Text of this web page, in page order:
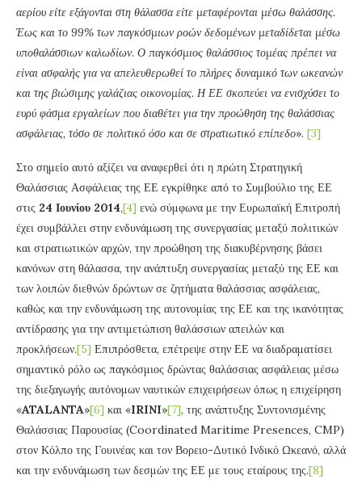
αερίου είτε εξάγονται στη θάλασσα είτε μεταφέρονται μέσω θαλάσσης.
Έως και το 99% των παγκόσμιων ροών δεδομένων μεταδίδεται μέσω
υποθαλάσσιων καλωδίων. Ο παγκόσμιος θαλάσσιος τομέας πρέπει να
είναι ασφαλής για να απελευθερωθεί το πλήρες δυναμικό των ωκεανών
και της βιώσιμης γαλάζιας οικονομίας. Η ΕΕ σκοπεύει να ενισχύσει το
ευρύ φάσμα εργαλείων που διαθέτει για την προώθηση της θαλάσσιας
ασφάλειας, τόσο σε πολιτικό όσο και σε στρατιωτικό επίπεδο». [3]
Στο σημείο αυτό αξίζει να αναφερθεί ότι η πρώτη Στρατηγική
Θαλάσσιας Ασφάλειας της ΕΕ εγκρίθηκε από το Συμβούλιο της ΕΕ
στις 24 Ιουνίου 2014,[4] ενώ σύμφωνα με την Ευρωπαϊκή Επιτροπή
έχει συμβάλλει στην ενδυνάμωση της συνεργασίας μεταξύ πολιτικών
και στρατιωτικών αρχών, την προώθηση της διακυβέρνησης βάσει
κανόνων στη θάλασσα, την ανάπτυξη συνεργασίας μεταξύ της ΕΕ και
των λοιπών διεθνών δρώντων σε ζητήματα θαλάσσιας ασφάλειας,
καθώς και την ενδυνάμωση της αυτονομίας της ΕΕ και της ικανότητας
αντίδρασης για την αντιμετώπιση θαλάσσιων απειλών και
προκλήσεων.[5] Επιπρόσθετα, επέτρεψε στην ΕΕ να διαδραματίσει
σημαντικό ρόλο ως παγκόσμιος δρώντας θαλάσσιας ασφάλειας μέσω
της διεξαγωγής αυτόνομων ναυτικών επιχειρήσεων όπως η επιχείρηση
«ATALANTA»[6] και «IRINI»[7], της ανάπτυξης Συντονισμένης
Θαλάσσιας Παρουσίας (Coordinated Maritime Presences, CMP)
στον Κόλπο της Γουινέας και τον Βορειο-Δυτικό Ινδικό Ωκεανό, αλλά
και την ενδυνάμωση των δεσμών της ΕΕ με τους εταίρους της.[8]